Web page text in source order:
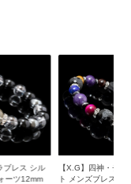
【X.G】四神・チャロアイ
ト メンズブレスレット